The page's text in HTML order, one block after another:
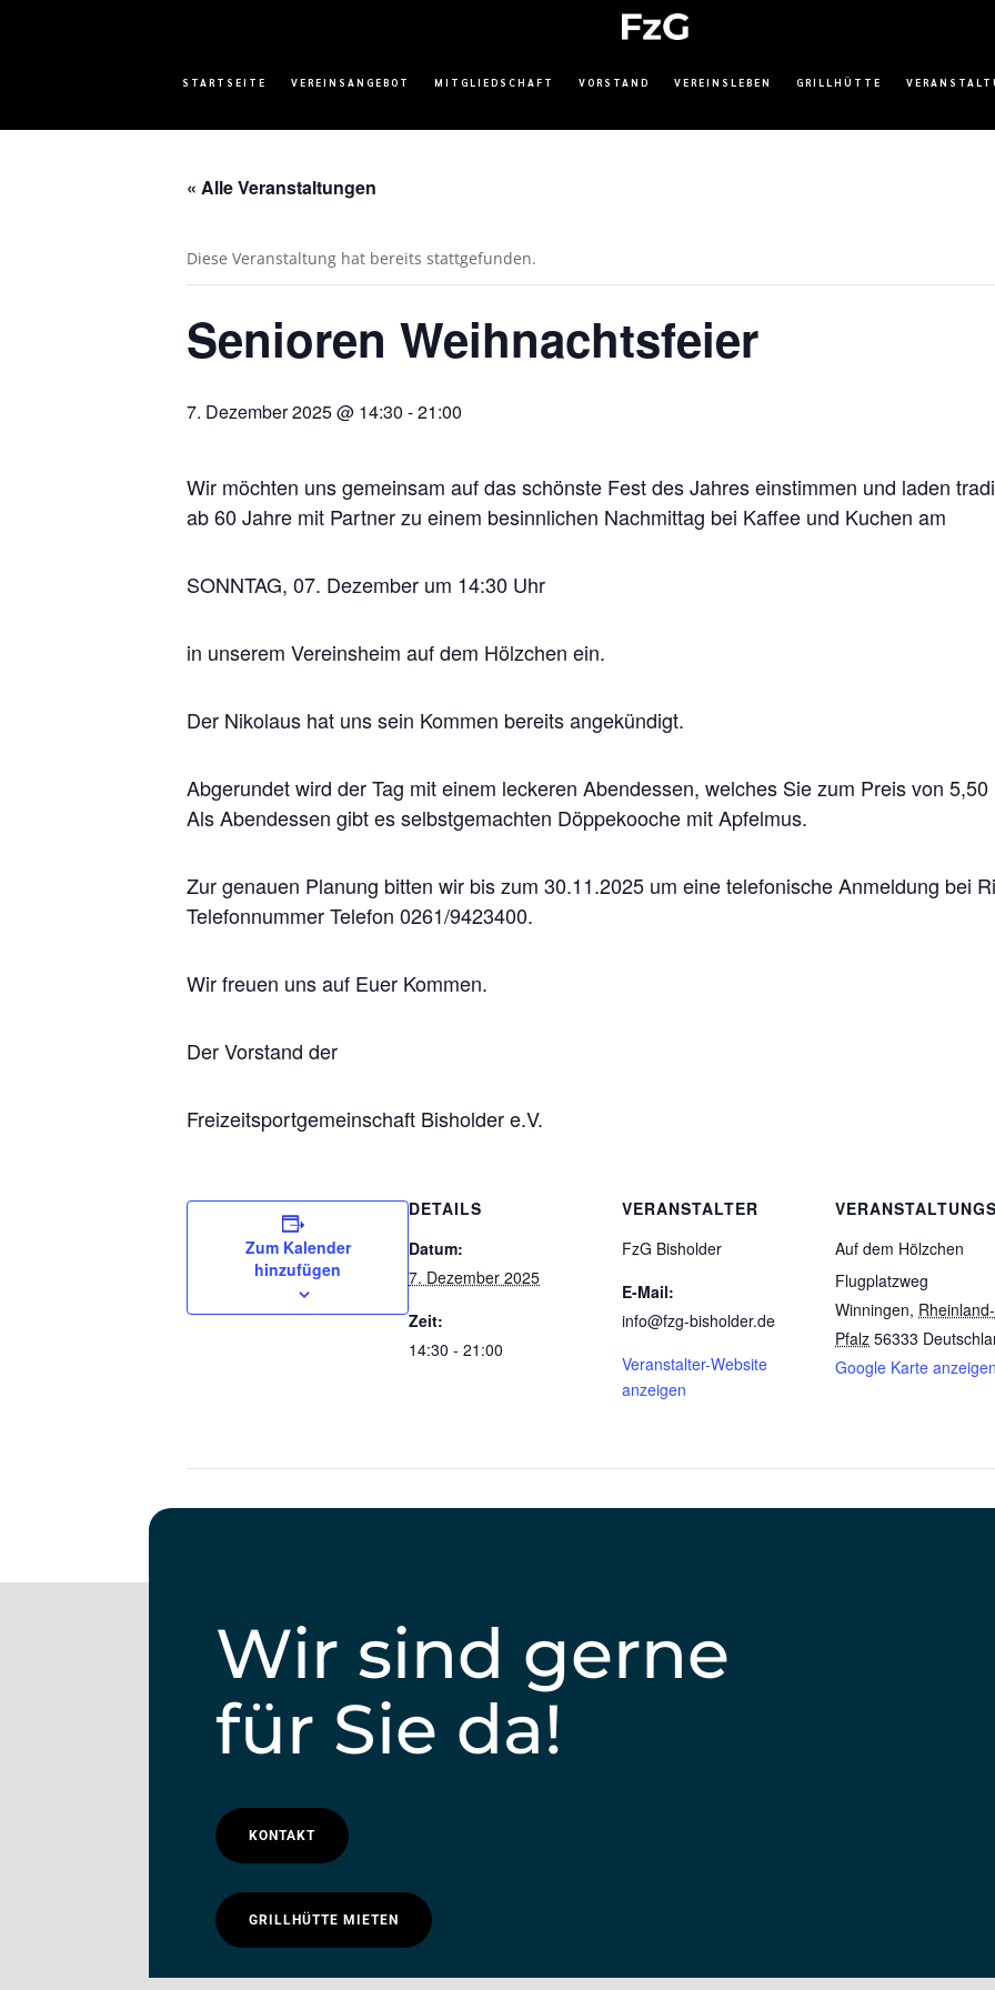
STARTSEITE VEREINSANGEBOT MITGLIEDSCHAFT VORSTAND VEREINSLEBEN GRILLHÜTTE
« Alle Veranstaltungen
Diese Veranstaltung hat bereits stattgefunden.
Senioren Weihnachtsfeier
7. Dezember 2025 @ 14:30 -21:00
Wir möchten uns gemeinsam auf das schönste Fest des Jahres einstimmen und laden
ab 60 Jahre mit Partner zu einem besinnlichen Nachmittag bei Kaffee und Kuchen am
SONNTAG, 07. Dezember um 14:30 Uhr
in unserem Vereinsheim auf dem Hölzchen ein.
Der Nikolaus hat uns sein Kommen bereits angekündigt.
Abgerundet wird der Tag mit einem leckeren Abendessen, welches Sie zum Preis von
Als Abendessen gibt es selbstgemachten Döppekooche mit Apfelmus.
Zur genauen Planung bitten wir bis zum 30.11.2025 um eine telefonische Anmeldung bei
Telefonnummer Telefon 0261/9423400.
Wir freuen uns auf Euer Kommen.
Der Vorstand der
Freizeitsportgemeinschaft Bisholder e.V.
Zum Kalender
hinzufügen
DETAILS
Datum:
7. Dezember 2025
Zeit:
14:30 - 21:00
VERANSTALTER
FzG Bisholder
E-Mail:
info@fzg-bisholder.de
Veranstalter-Website
anzeigen
Auf dem Hölzchen
Flugplatzweg
Winningen, Rheinland-
Pfalz 56333
Google Karte anzeigen
St Martin in Bisholder
Wir sind gerne
für Sie da!
KONTAKT
GRILLHÜTTE MIETEN